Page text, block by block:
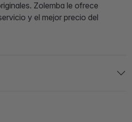
Zolemba le ofrece
y el mejor precio del